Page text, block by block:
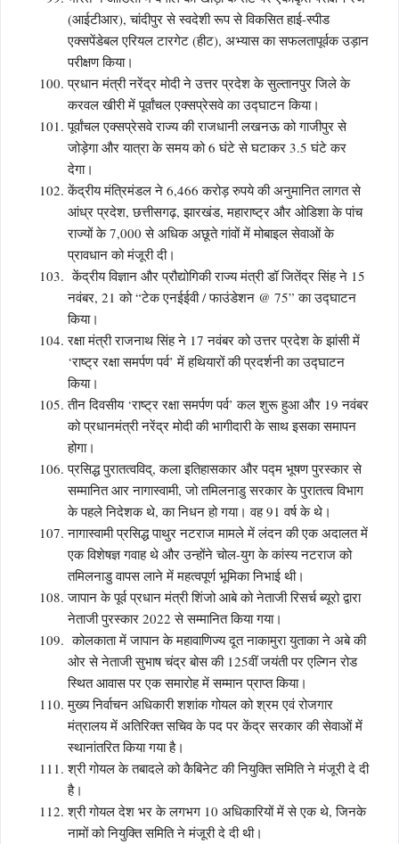
(आईटीआर), चांदीपुर से स्वदेशी रूप से विकसित हाई-स्पीड
एक्सपेंडेबल एरियल टारगेट (हीट), अभ्यास का सफलतापूर्वक उड़ान
परीक्षण किया।
प्रधान मंत्री नरेंद्र मोदी ने उत्तर प्रदेश के सुल्तानपुर जिले के
करवल खीरी में पूर्वांचल एक्सप्रेसवे का उद्घाटन किया।
पूर्वांचल एक्सप्रेसवे राज्य की राजधानी लखनऊ को गाजीपुर से
जोड़ेगा और यात्रा के समय को 6 घंटे से घटाकर 3.5 घंटे कर
देगा।
केंद्रीय मंत्रिमंडल ने 6,466 करोड़ रुपये की अनुमानित लागत से
आंध्र प्रदेश, छत्तीसगढ़, झारखंड, महाराष्ट्र और ओडिशा के पांच
राज्यों के 7,000 से अधिक अछूते गांवों में मोबाइल सेवाओं के
प्रावधान को मंजूरी दी।
केंद्रीय विज्ञान और प्रौद्योगिकी राज्य मंत्री डॉ जितेंद्र सिंह ने 15
नवंबर, 21 को “टेक एनईईवी / फाउंडेशन @ 75” का उद्घाटन
किया।
रक्षा मंत्री राजनाथ सिंह ने 17 नवंबर को उत्तर प्रदेश के झांसी में
‘राष्ट्र रक्षा समर्पण पर्व’ में हथियारों की प्रदर्शनी का उद्घाटन
किया।
तीन दिवसीय ‘राष्ट्र रक्षा समर्पण पर्व’ कल शुरू हुआ और 19 नवंबर
को प्रधानमंत्री नरेंद्र मोदी की भागीदारी के साथ इसका समापन
होगा।
प्रसिद्ध पुरातत्वविद्, कला इतिहासकार और पद्म भूषण पुरस्कार से
सम्मानित आर नागास्वामी, जो तमिलनाडु सरकार के पुरातत्व विभाग
के पहले निदेशक थे, का निधन हो गया। वह 91 वर्ष के थे।
नागास्वामी प्रसिद्ध पाथुर नटराज मामले में लंदन की एक अदालत में
एक विशेषज्ञ गवाह थे और उन्होंने चोल-युग के कांस्य नटराज को
तमिलनाडु वापस लाने में महत्वपूर्ण भूमिका निभाई थी।
जापान के पूर्व प्रधान मंत्री शिंजो आबे को नेताजी रिसर्च ब्यूरो द्वारा
नेताजी पुरस्कार 2022 से सम्मानित किया गया।
कोलकाता में जापान के महावाणिज्य दूत नाकामुरा युताका ने अबे की
ओर से नेताजी सुभाष चंद्र बोस की 125वीं जयंती पर एल्गिन रोड
स्थित आवास पर एक समारोह में सम्मान प्राप्त किया।
मुख्य निर्वाचन अधिकारी शशांक गोयल को श्रम एवं रोजगार
मंत्रालय में अतिरिक्त सचिव के पद पर केंद्र सरकार की सेवाओं में
स्थानांतरित किया गया है।
श्री गोयल के तबादले को कैबिनेट की नियुक्ति समिति ने मंजूरी दे दी
है।
श्री गोयल देश भर के लगभग 10 अधिकारियों में से एक थे, जिनके
नामों को नियुक्ति समिति ने मंजूरी दे दी थी।